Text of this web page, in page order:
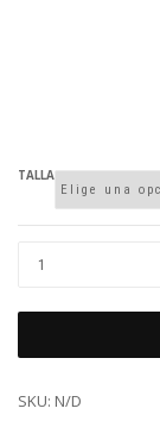
TALLA
SKU: N/D